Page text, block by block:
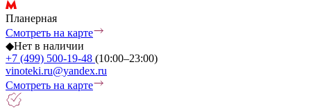
Планерная
Смотреть на карте
◆Нет в наличии
+7 (499) 500-19-48 (10:00–23:00)
vinoteki.ru@yandex.ru
Смотреть на карте